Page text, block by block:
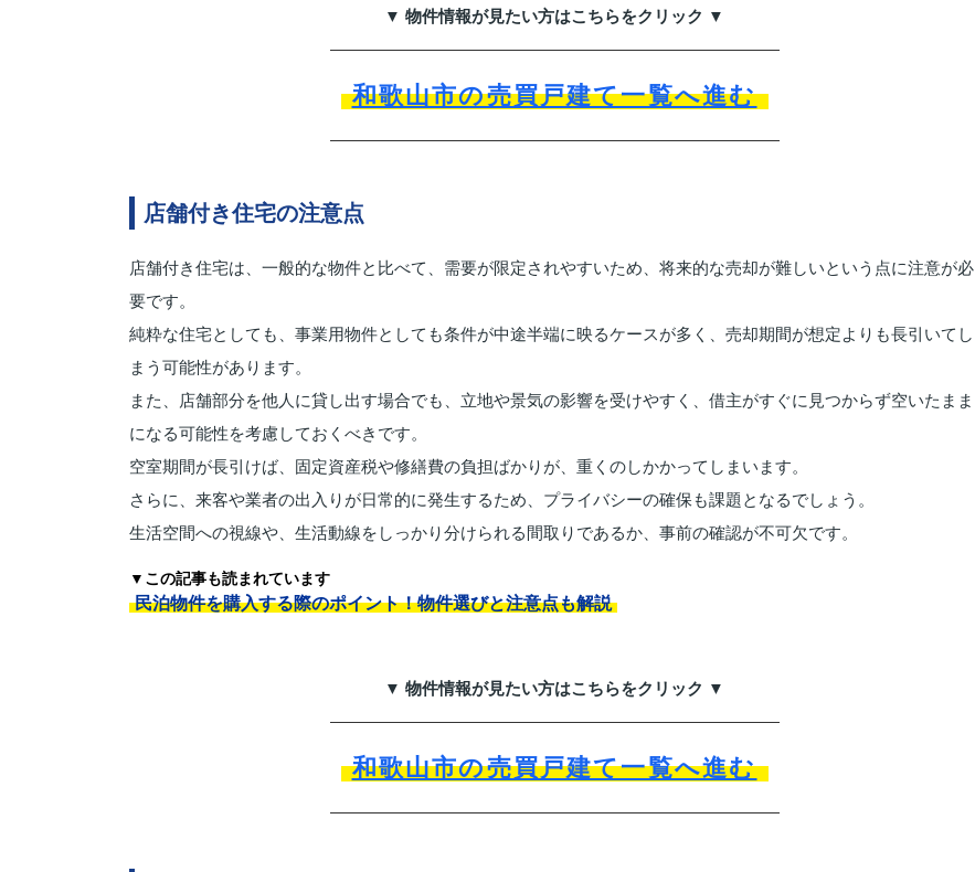
▼ 物件情報が見たい方はこちらをクリック ▼
和歌山市の売買戸建て一覧へ進む
店舗付き住宅の注意点
店舗付き住宅は、一般的な物件と比べて、需要が限定されやすいため、将来的な売却が難しいという点に注意が必
要です。
純粋な住宅としても、事業用物件としても条件が中途半端に映るケースが多く、売却期間が想定よりも長引いてし
まう可能性があります。
また、店舗部分を他人に貸し出す場合でも、立地や景気の影響を受けやすく、借主がすぐに見つからず空いたまま
になる可能性を考慮しておくべきです。
空室期間が長引けば、固定資産税や修繕費の負担ばかりが、重くのしかかってしまいます。
さらに、来客や業者の出入りが日常的に発生するため、プライバシーの確保も課題となるでしょう。
生活空間への視線や、生活動線をしっかり分けられる間取りであるか、事前の確認が不可欠です。
▼この記事も読まれています
民泊物件を購入する際のポイント！物件選びと注意点も解説
▼ 物件情報が見たい方はこちらをクリック ▼
和歌山市の売買戸建て一覧へ進む